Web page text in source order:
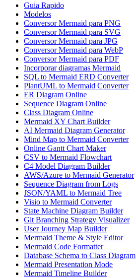
Guia Rapido
Modelos
Conversor Mermaid para PNG
Conversor Mermaid para SVG
Conversor Mermaid para JPG
Conversor Mermaid para WebP
Conversor Mermaid para PDF
Incorporar diagramas Mermaid
SQL to Mermaid ERD Converter
PlantUML to Mermaid Converter
ER Diagram Online
Sequence Diagram Online
Class Diagram Online
Mermaid XY Chart Builder
AI Mermaid Diagram Generator
Mind Map to Mermaid Converter
Online Gantt Chart Maker
CSV to Mermaid Flowchart
C4 Model Diagram Builder
AWS/Azure to Mermaid Generator
Sequence Diagram from Logs
JSON/YAML to Mermaid Tree
Visio to Mermaid Converter
State Machine Diagram Builder
Git Branching Strategy Visualizer
User Journey Map Builder
Mermaid Theme & Style Editor
Mermaid Code Formatter
Database Schema to Class Diagram
Mermaid Presentation Mode
Mermaid Timeline Builder